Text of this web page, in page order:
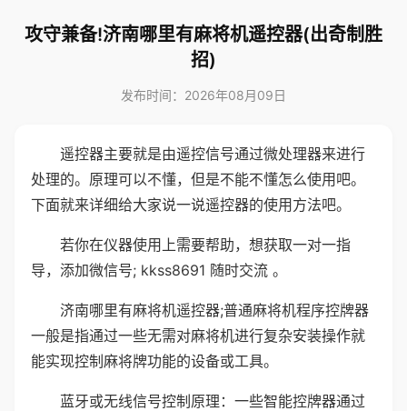
攻守兼备!济南哪里有麻将机遥控器(出奇制胜
招)
发布时间：2026年08月09日
遥控器主要就是由遥控信号通过微处理器来进行
处理的。原理可以不懂，但是不能不懂怎么使用吧。
下面就来详细给大家说一说遥控器的使用方法吧。
若你在仪器使用上需要帮助，想获取一对一指
导，添加微信号; kkss8691 随时交流 。
济南哪里有麻将机遥控器;普通麻将机程序控牌器
一般是指通过一些无需对麻将机进行复杂安装操作就
能实现控制麻将牌功能的设备或工具。
蓝牙或无线信号控制原理：一些智能控牌器通过